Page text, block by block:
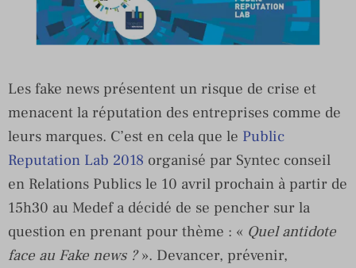
Les fake news présentent un risque de crise et
menacent la réputation des entreprises comme de
leurs marques. C’est en cela que le Public
Reputation Lab 2018 organisé par Syntec conseil
en Relations Publics le 10 avril prochain à partir de
15h30 au Medef a décidé de se pencher sur la
question en prenant pour thème : « Quel antidote
face au Fake news ?». Devancer, prévenir,